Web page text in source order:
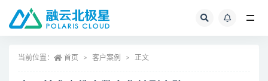
当前位置： 首页 客户案例 正文